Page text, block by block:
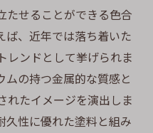
たせることができる色合
ば、近年では落ち着いた
レンドとして挙げられま
ムの持つ金属的な質感と
れたイメージを演出しま
久性に優れた塗料と組み